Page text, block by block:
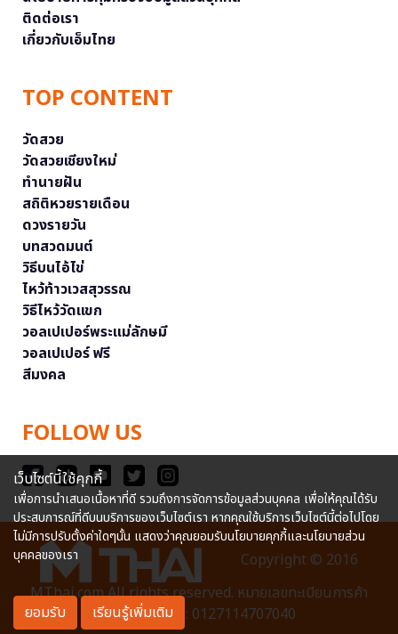
ติดต่อเรา
เกี่ยวกับเอ็มไทย
TOP CONTENT
วัดสวย
วัดสวยเชียงใหม่
ทำนายฝัน
สถิติหวยรายเดือน
ดวงรายวัน
บทสวดมนต์
วิธีบนไอ้ไข่
ไหว้ท้าวเวสสุวรรณ
วิธีไหว้วัดแขก
วอลเปเปอร์พระแม่ลักษมี
วอลเปเปอร์ ฟรี
สีมงคล
FOLLOW US
Copyright © 2016
MThai.com All rights reserved. หมายเลขทะเบียนการค้า
อิเล็กทรอนิกส์ : 0127114707040
เว็บไซต์นี้ใช้คุกกี้
เพื่อการนำเสนอเนื้อหาที่ดี รวมถึงการจัดการข้อมูลส่วนบุคคล เพื่อให้คุณได้รับ
ประสบการณ์ที่ดีบนบริการของเว็บไซต์เรา หากคุณใช้บริการเว็บไซต์นี้ต่อไปโดย
ไม่มีการปรับตั้งค่าใดๆนั้น แสดงว่าคุณยอมรับนโยบายคุกกี้และนโยบายส่วน
บุคคลของเรา
ยอมรับ เรียนรู้เพิ่มเติม